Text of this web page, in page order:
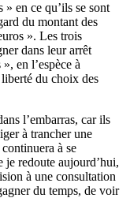
en ce qu’ils se sont
du montant des
». Les trois
dans leur arrêt
en l’espèce à
du choix des
l’embarras, car ils
à trancher une
à se
je redoute aujourd’hui,
à une consultation
du temps, de voir